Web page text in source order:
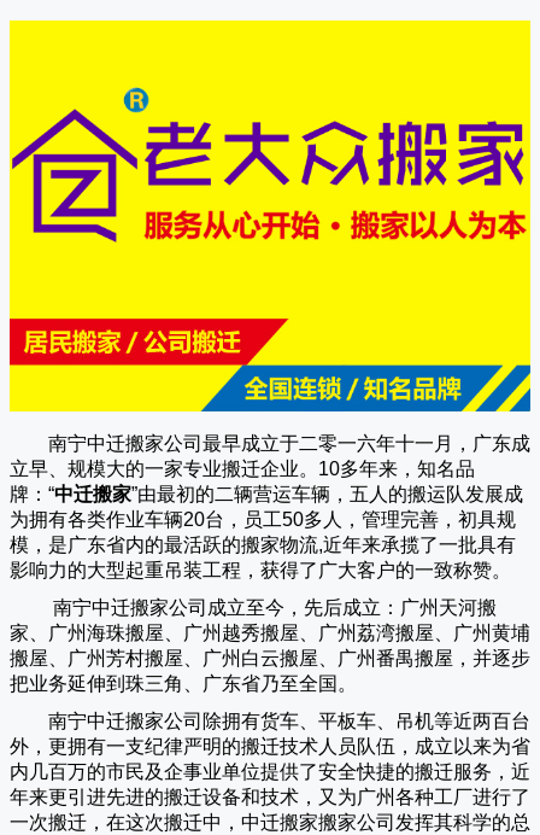
南宁中迁搬家公司 最早成立于二零一六年十一月，广东成
立早、规模大的一家专业搬迁企业。10多年来，知名品
牌：“中迁搬家”由最初的二辆营运车辆，五人的搬运队发展成
为拥有各类作业车辆20台，员工50多人，管理完善，初具规
模，是广东省内的最活跃的搬家物流,近年来承揽了一批具有
影响力的大型起重吊装工程，获得了广大客户的一致称赞。
南宁中迁搬家公司成立至今，先后成立：广州天河搬
家、广州海珠搬屋、广州越秀搬屋、广州荔湾搬屋、广州黄埔
搬屋、广州芳村搬屋、广州白云搬屋、广州番禺搬屋，并逐步
把业务延伸到珠三角、广东省乃至全国。
南宁中迁搬家公司除拥有货车、平板车、吊机等近两百台
外，更拥有一支纪律严明的搬迁技术人员队伍，成立以来为省
内几百万的市民及企事业单位提供了安全快捷的搬迁服务，近
年来更引进先进的搬迁设备和技术，又为广州各种工厂进行了
一次搬迁，在这次搬迁中， 中迁搬家搬家公司发挥其科学的总